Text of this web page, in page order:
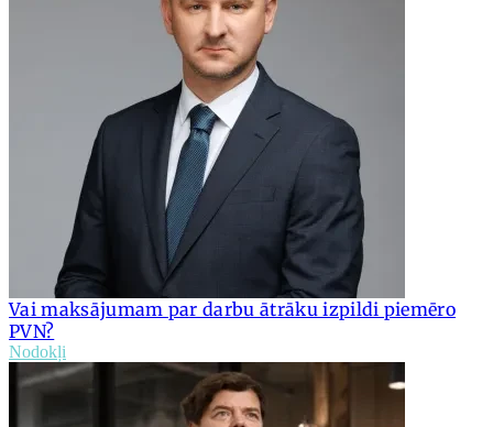
Vai maksājumam par darbu ātrāku izpildi piemēro
PVN?
Nodokļi